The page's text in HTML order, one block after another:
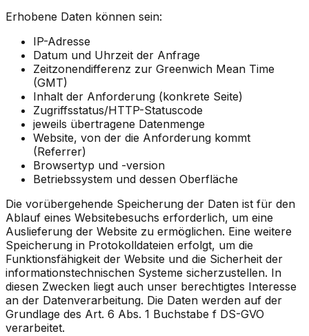
Erhobene Daten können sein:
IP-Adresse
Datum und Uhrzeit der Anfrage
Zeitzonendifferenz zur Greenwich Mean Time
(GMT)
Inhalt der Anforderung (konkrete Seite)
Zugriffsstatus/HTTP-Statuscode
jeweils übertragene Datenmenge
Website, von der die Anforderung kommt
(Referrer)
Browsertyp und -version
Betriebssystem und dessen Oberfläche
Die vorübergehende Speicherung der Daten ist für den
Ablauf eines Websitebesuchs erforderlich, um eine
Auslieferung der Website zu ermöglichen. Eine weitere
Speicherung in Protokolldateien erfolgt, um die
Funktionsfähigkeit der Website und die Sicherheit der
informationstechnischen Systeme sicherzustellen. In
diesen Zwecken liegt auch unser berechtigtes Interesse
an der Datenverarbeitung. Die Daten werden auf der
Grundlage des Art. 6 Abs. 1 Buchstabe f DS-GVO
verarbeitet.